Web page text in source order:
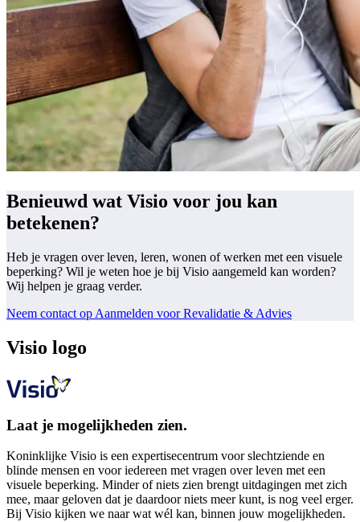
Benieuwd wat Visio voor jou kan
betekenen?
Heb je vragen over leven, leren, wonen of werken met een visuele
beperking? Wil je weten hoe je bij Visio aangemeld kan worden?
Wij helpen je graag verder.
Neem contact op Aanmelden voor Revalidatie & Advies
Visio logo
Laat je mogelijkheden zien.
Koninklijke Visio is een expertisecentrum voor slechtziende en
blinde mensen en voor iedereen met vragen over leven met een
visuele beperking. Minder of niets zien brengt uitdagingen met zich
mee, maar geloven dat je daardoor niets meer kunt, is nog veel erger.
Bij Visio kijken we naar wat wél kan, binnen jouw mogelijkheden.